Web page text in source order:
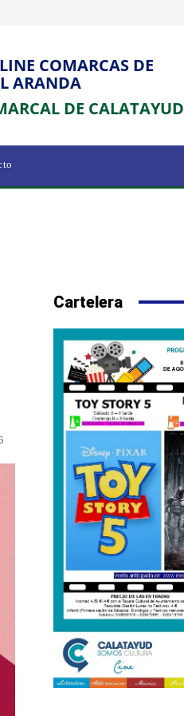
COMARCAS DE
ARANDA
DE CALATAYUD
Cartelera